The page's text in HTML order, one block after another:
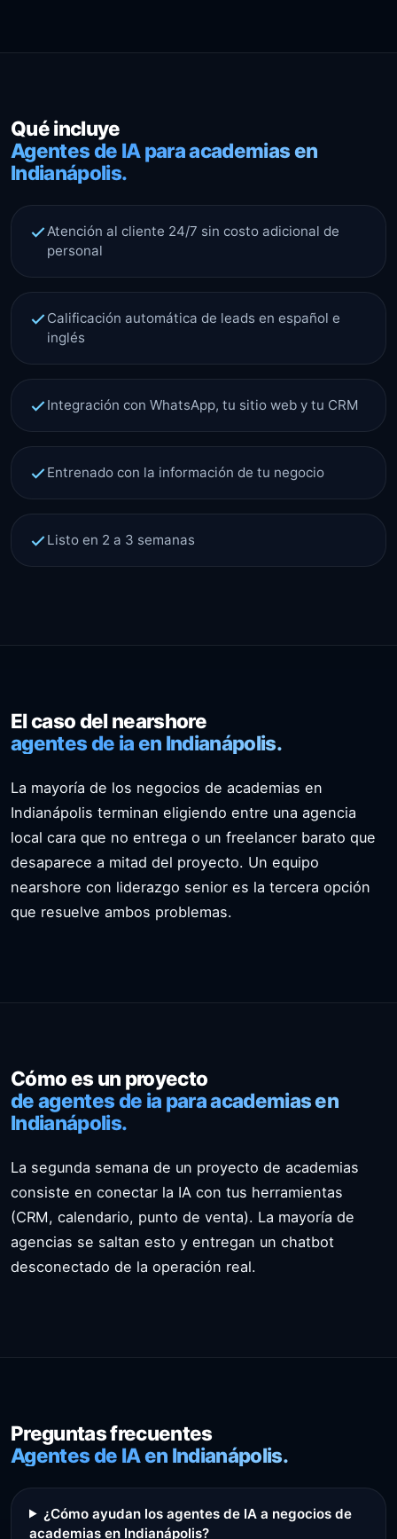
Qué incluye
Agentes de IA para academias en
Indianápolis.
Atención al cliente 24/7 sin costo adicional de
personal
Calificación automática de leads en español e
inglés
Integración con WhatsApp, tu sitio web y tu CRM
Entrenado con la información de tu negocio
Listo en 2 a 3 semanas
El caso del nearshore
agentes de ia en Indianápolis.
La mayoría de los negocios de academias en
Indianápolis terminan eligiendo entre una agencia
local cara que no entrega o un freelancer barato que
desaparece a mitad del proyecto. Un equipo
nearshore con liderazgo senior es la tercera opción
que resuelve ambos problemas.
Cómo es un proyecto
de agentes de ia para academias en
Indianápolis.
La segunda semana de un proyecto de academias
consiste en conectar la IA con tus herramientas
(CRM, calendario, punto de venta). La mayoría de
agencias se saltan esto y entregan un chatbot
desconectado de la operación real.
Preguntas frecuentes
Agentes de IA en Indianápolis.
¿Cómo ayudan los agentes de IA a negocios de
academias en Indianápolis?